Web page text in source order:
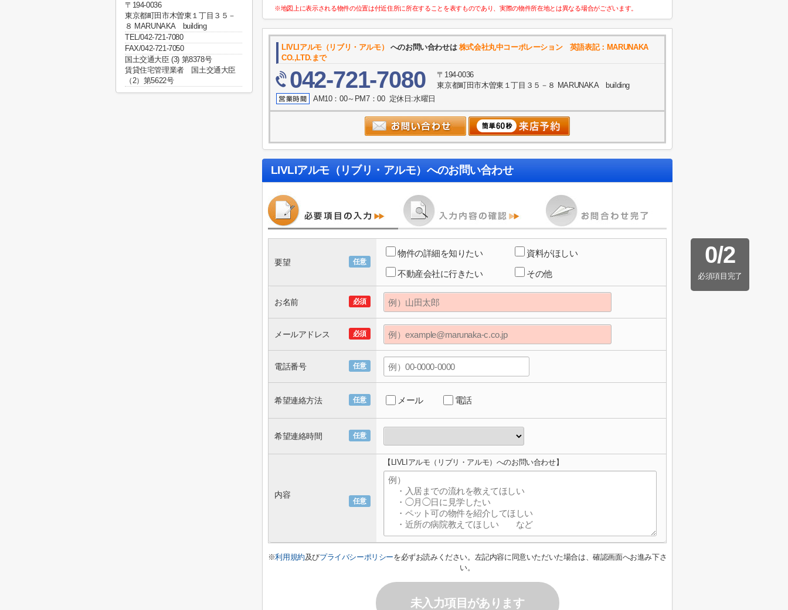
※地図上に表示される物件の位置は付近住所に所在することを表すものであり、実際の物件所在地とは異なる場合がございます。
LIVLIアルモ（リブリ・アルモ） へのお問い合わせは 株式会社丸中コーポレーション 英語表記：MARUNAKA
CO.,LTD.まで
042-721-7080
〒194-0036
東京都町田市木曽東１丁目３５－８ MARUNAKA building
AM10：00～PM7：00 定休日:水曜日
LIVLIアルモ（リブリ・アルモ） へのお問い合わせ
0/2
必須項目完了
任意
要望
物件の詳細を知りたい 資料がほしい
不動産会社に行きたい その他
必須
お名前
必須
メールアドレス
任意
電話番号
任意
希望連絡方法 メール 電話
任意
希望連絡時間
任意
内容
【LIVLIアルモ（リブリ・アルモ）へのお問い合わせ】
※利用規約及びプライバシーポリシーを必ずお読みください。左記内容に同意いただいた場合は、確認画面へお進み下さ
い。
未入力項目があります
〒194-0036
東京都町田市木曽東１丁目３５－
８ MARUNAKA building
TEL/042-721-7080
FAX/042-721-7050
国土交通大臣 (3) 第8378号
賃貸住宅管理業者 国土交通大臣
（2）第5622号